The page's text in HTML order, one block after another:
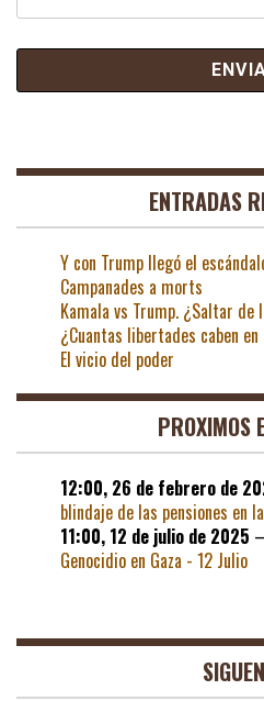
ENTRADAS
Y con Trump llegó el
Campanades a morts
Kamala vs Trump. ¿Saltar
¿Cuantas libertades caben
El vicio del poder
PROXIMOS
12:00, 26 de febrero de
blindaje de las pensiones en
11:00, 12 de julio de 2025 –
Genocidio en Gaza - 12 Julio